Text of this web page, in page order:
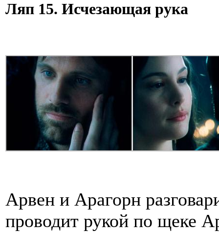
Ляп 15. Исчезающая рука
Арвен и Арагорн
проводит рукой по щеке